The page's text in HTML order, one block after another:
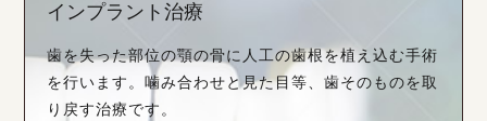
インプラント治療
歯を失った部位の顎の骨に人工の歯根を植え込む手術
を行います。噛み合わせと見た目等、歯そのものを取
り戻す治療です。